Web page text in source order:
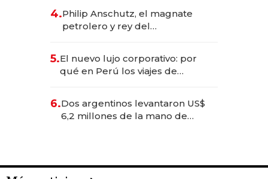
4.Philip Anschutz, el magnate
petrolero y rey del
Fénix
5.El nuevo lujo corporativo: por
qué en Perú los viajes de
para convertirse en experiencias
transformadoras
6.Dos argentinos levantaron US$
6,2 millones de la mano de